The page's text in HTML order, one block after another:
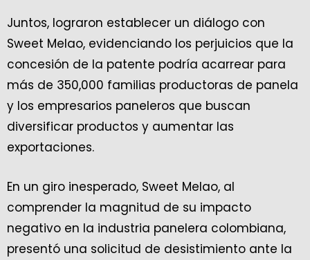
Juntos, lograron establecer un diálogo con
Sweet Melao, evidenciando los perjuicios que la
concesión de la patente podría acarrear para
más de 350,000 familias productoras de panela
y los empresarios paneleros que buscan
diversificar productos y aumentar las
exportaciones.
En un giro inesperado, Sweet Melao, al
comprender la magnitud de su impacto
negativo en la industria panelera colombiana,
presentó una solicitud de desistimiento ante la